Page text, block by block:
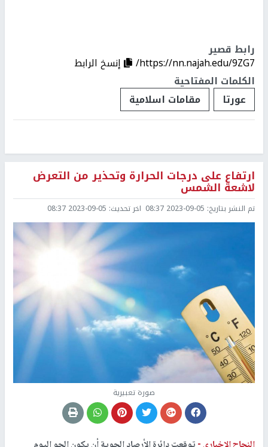
رابط قصير
https://nn.najah.edu/9ZG7/
إنسخ الرابط
الكلمات المفتاحية
عورتا
مقامات اسلامية
ارتفاع على درجات الحرارة وتحذير من التعرض
لاشعة الشمس
تم النشر بتاريخ: 2023-09-05 08:37 اخر تحديث: 2023-09-05 08:37
صورة تعبيرية